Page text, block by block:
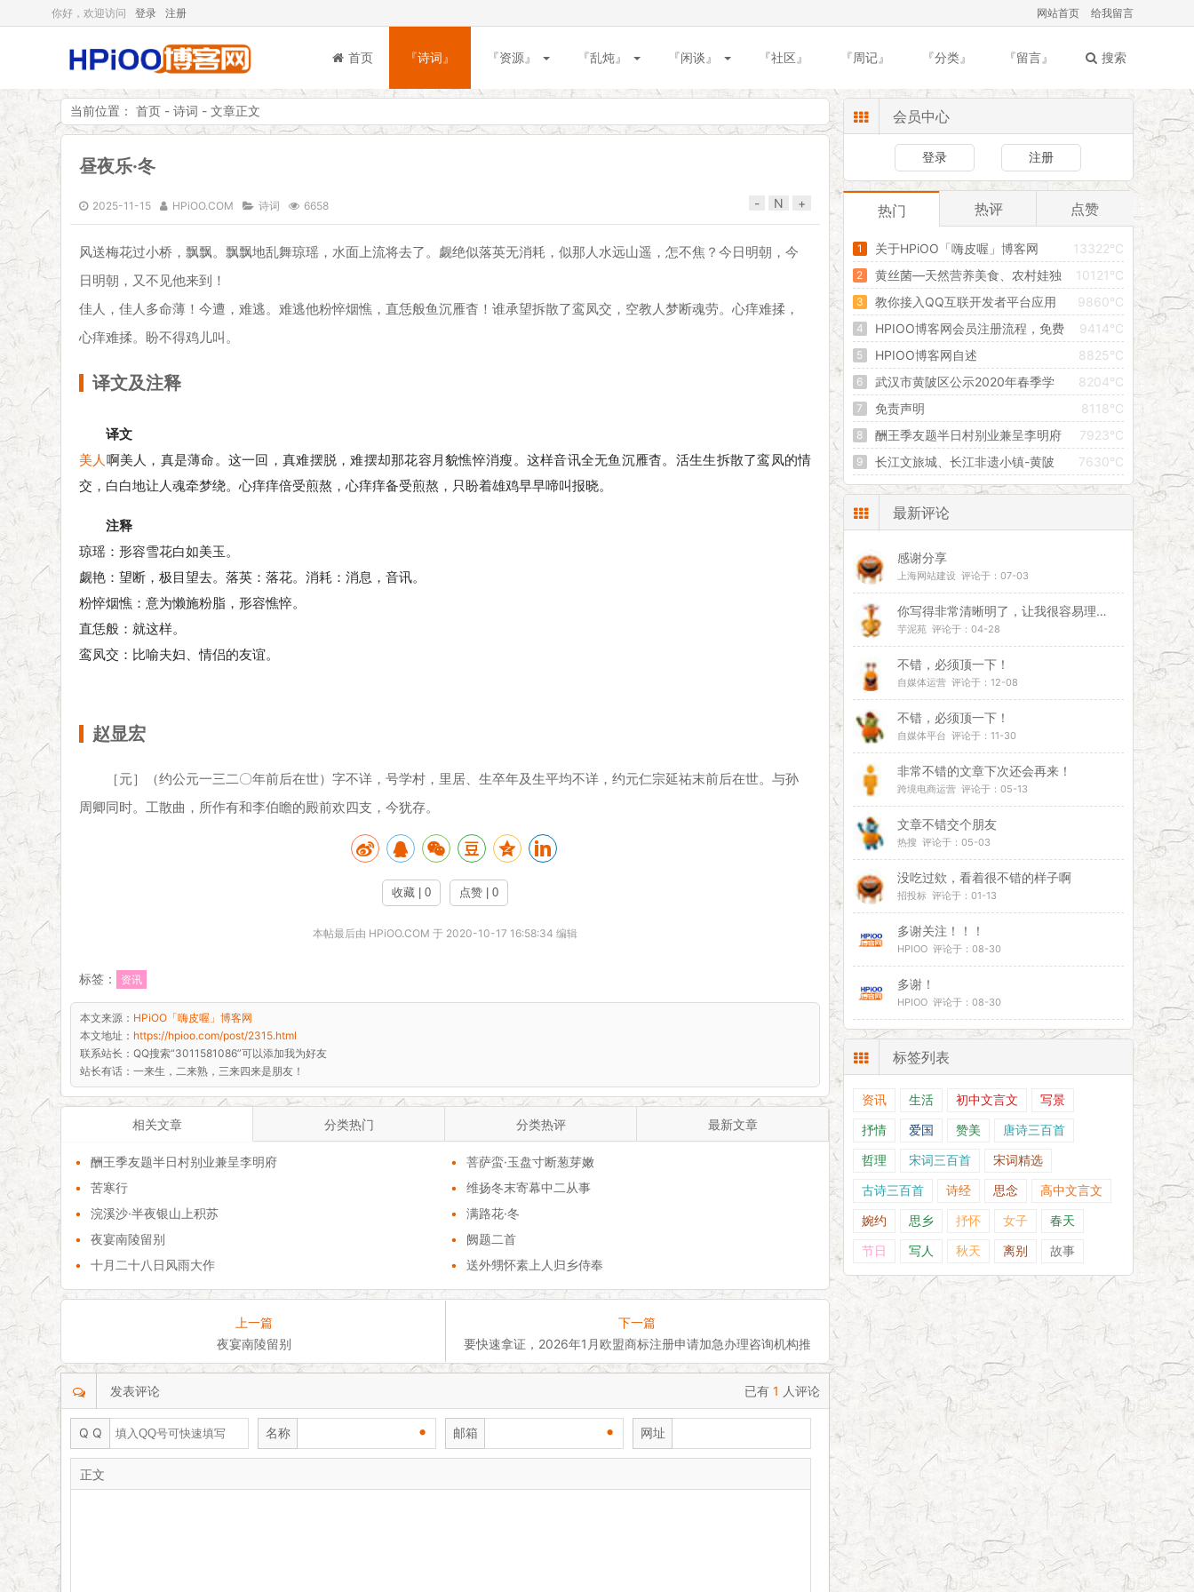
网站首页 给我留言
你好，欢迎访问 登录 注册
HPiOO「嗨皮喔」博客网
首页 『诗词』 『资源』 『乱炖』 『闲谈』 『社区』 『周记』 『分类』 『留言』 搜索
当前位置： 首页 - 诗词 - 文章正文
昼夜乐·冬
2025-11-15 HPiOO.COM 诗词 6658 - N +
风送梅花过小桥，飘飘。飘飘地乱舞琼瑶，水面上流将去了。觑绝似落英无消耗，似那人水远山遥，怎不焦？今日明朝，今
日明朝，又不见他来到！
佳人，佳人多命薄！今遭，难逃。难逃他粉悴烟憔，直恁般鱼沉雁杳！谁承望拆散了鸾凤交，空教人梦断魂劳。心痒难揉，
心痒难揉。盼不得鸡儿叫。
译文及注释
译文
美人啊美人，真是薄命。这一回，真难摆脱，难摆却那花容月貌憔悴消瘦。这样音讯全无鱼沉雁杳。活生生拆散了鸾凤的情
交，白白地让人魂牵梦绕。心痒痒倍受煎熬，心痒痒备受煎熬，只盼着雄鸡早早啼叫报晓。
注释
琼瑶：形容雪花白如美玉。
觑艳：望断，极目望去。落英：落花。消耗：消息，音讯。
粉悴烟憔：意为懒施粉脂，形容憔悴。
直恁般：就这样。
鸾凤交：比喻夫妇、情侣的友谊。
赵显宏
［元］（约公元一三二〇年前后在世）字不详，号学村，里居、生卒年及生平均不详，约元仁宗延祐末前后在世。与孙
周卿同时。工散曲，所作有和李伯瞻的殿前欢四支，今犹存。
收藏 | 0 点赞 | 0
本帖最后由 HPiOO.COM 于 2020-10-17 16:58:34 编辑
标签： 资讯
本文来源： HPiOO「嗨皮喔」博客网
本文地址： https://hpioo.com/post/2315.html
联系站长： QQ搜索“3011581086”可以添加我为好友
站长有话： 一来生，二来熟，三来四来是朋友！
相关文章 分类热门 分类热评 最新文章
• 酬王季友题半日村别业兼呈李明府 •
菩萨蛮·玉盘寸断葱芽嫩
•
苦寒行 •
维扬冬末寄幕中二从事
•
浣溪沙·半夜银山上积苏 •
满路花·冬
•
夜宴南陵留别 •
阙题二首
•
十月二十八日风雨大作 • 送外甥怀素上人归乡侍奉
上一篇
夜宴南陵留别
下一篇
要快速拿证，2026年1月欧盟商标注册申请加急办理咨询机构推荐
发表评论 已有1 人评论
Q Q 名称 • 邮箱 • 网址
正文
会员中心
登录 注册
热门 热评 点赞
13322°C
关于HPiOO「嗨皮喔」博客网
10121°C
黄丝菌—天然营养美食、农村娃独
有记忆
9860°C
教你接入QQ互联开发者平台应用
完美教程
9414°C
HPIOO博客网会员注册流程，免费
发布文章信息，创建属于自己的独立空间！
8825°C
HPIOO博客网自述
8204°C
武汉市黄陂区公示2020年春季学
期 “雨露计划”职业教育扶贫助学拟补助对象
8118°C
免责声明
7923°C
酬王季友题半日村别业兼呈李明府
7630°C
长江文旅城、长江非遗小镇-黄陂
前川鲁台未来经济增长的引擎
最新评论
感谢分享
上海网站建设 评论于：07-03
你写得非常清晰明了，让我很容易理解你的观点。
芋泥苑 评论于：04-28
不错，必须顶一下！
自媒体运营 评论于：12-08
不错，必须顶一下！
自媒体平台 评论于：11-30
非常不错的文章下次还会再来！
跨境电商运营 评论于：05-13
文章不错交个朋友
热搜 评论于：05-03
没吃过欸，看着很不错的样子啊
招投标 评论于：01-13
多谢关注！！！
HPIOO 评论于：08-30
多谢！
HPIOO 评论于：08-30
标签列表
资讯 生活 初中文言文 写景
抒情 爱国 赞美 唐诗三百首
哲理 宋词三百首 宋词精选
古诗三百首 诗经 思念 高中文言文
婉约 思乡 抒怀 女子 春天
节日 写人 秋天 离别 故事